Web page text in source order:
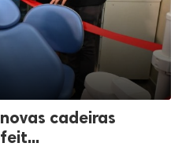
cadeiras